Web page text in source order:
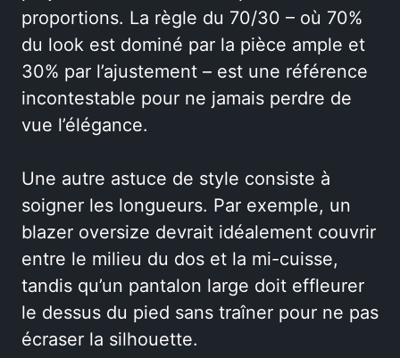
proportions. La règle du 70/30 – où 70%
du look est dominé par la pièce ample et
30% par l’ajustement – est une référence
incontestable pour ne jamais perdre de
vue l’élégance.
Une autre astuce de style consiste à
soigner les longueurs. Par exemple, un
blazer oversize devrait idéalement couvrir
entre le milieu du dos et la mi-cuisse,
tandis qu’un pantalon large doit effleurer
le dessus du pied sans traîner pour ne pas
écraser la silhouette.